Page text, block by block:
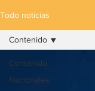
Todo noticias
Contenido
Nacionales
Contenido